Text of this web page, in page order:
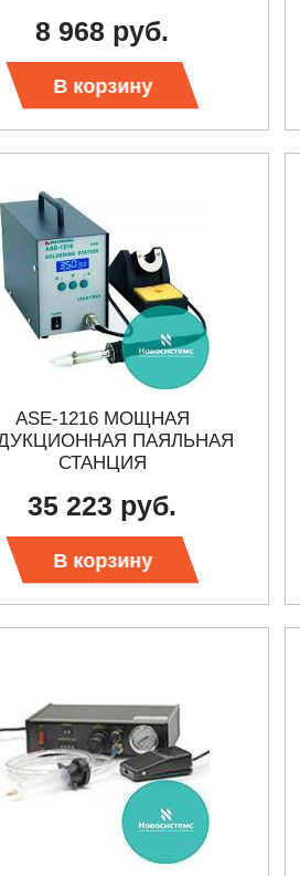
8 968 руб.
В корзину
ASE-1216 МОЩНАЯ
ПАЯЛЬНАЯ
СТАНЦИЯ
35 223 руб.
В корзину